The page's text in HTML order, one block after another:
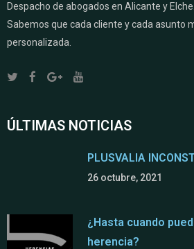
Despacho de abogados en Alicante y Elche.
Sabemos que cada cliente y cada asunto
personalizada.
ÚLTIMAS NOTICIAS
PLUSVALIA
26 octubre, 2021
¿Hasta cuando
herencia?